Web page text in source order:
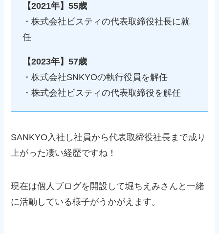
【2021年】55歳
・株式会社ビスティの代表取締役社長に就
任
【2023年】57歳
・株式会社SNKYOの執行役員を解任
・株式会社ビスティの代表取締役を解任
SANKYO入社し社員から代表取締役社長まで成り
上がった凄い経歴ですね！
現在は個人ブログを開設して堀ちえみさんと一緒
に活動している様子がうかがえます。